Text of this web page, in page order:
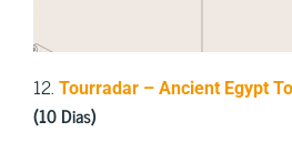
12. Tourradar – Ancient Egypt
(10 Dias)